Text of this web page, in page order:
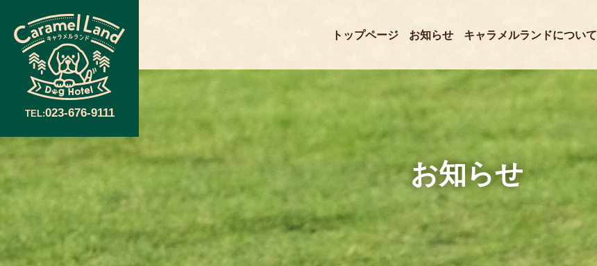
TEL:023-676-9111
トップページ お知らせ キャラメルランドについて
お知らせ